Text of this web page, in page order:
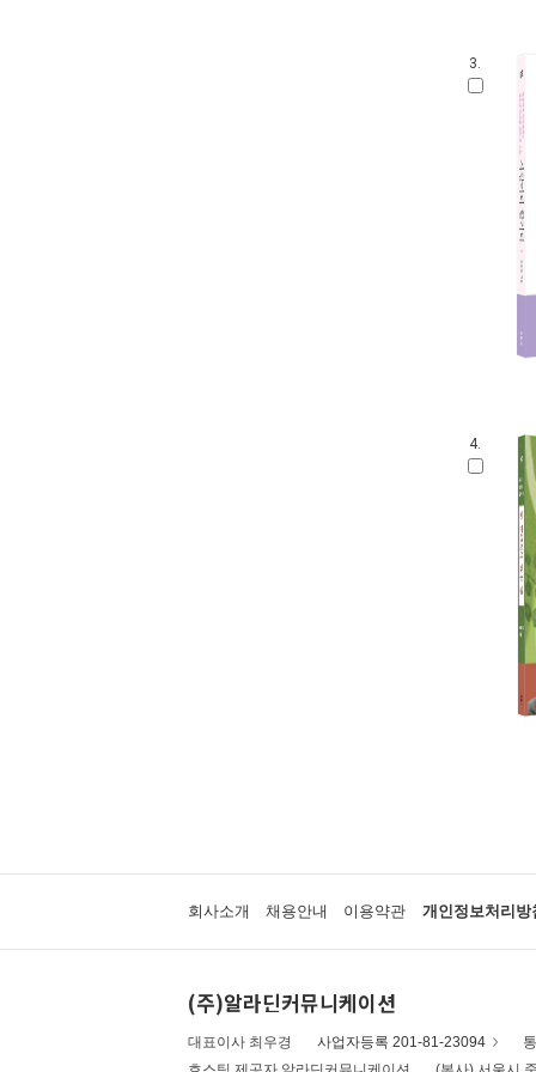
3.
4.
회사소개 채용안내 이용약관 개인정보처리방
(주)알라딘커뮤니케이션
대표이사 최우경 사업자등록 201-81-23094